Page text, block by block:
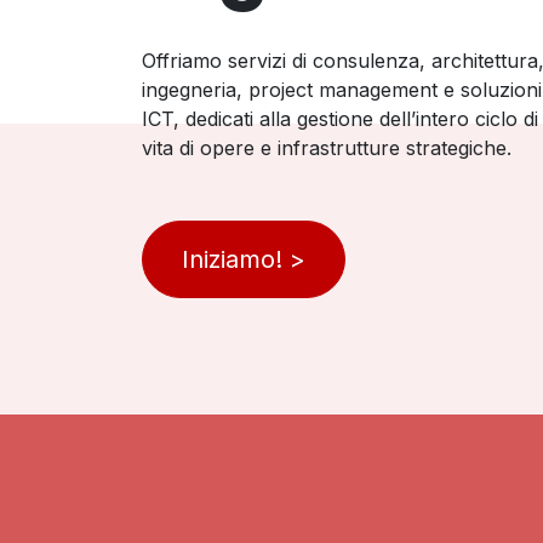
Offriamo servizi di consulenza, architettura,
ingegneria, project management e soluzioni
ICT, dedicati alla gestione dell’intero ciclo di
vita di opere e infrastrutture strategiche.
Iniziamo! >